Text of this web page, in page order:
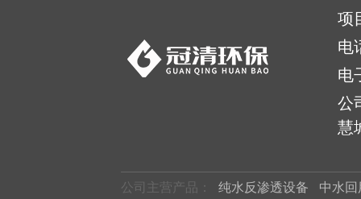
项
电
电
公
慧
公司主营产品： 纯水反渗透设备 中水回